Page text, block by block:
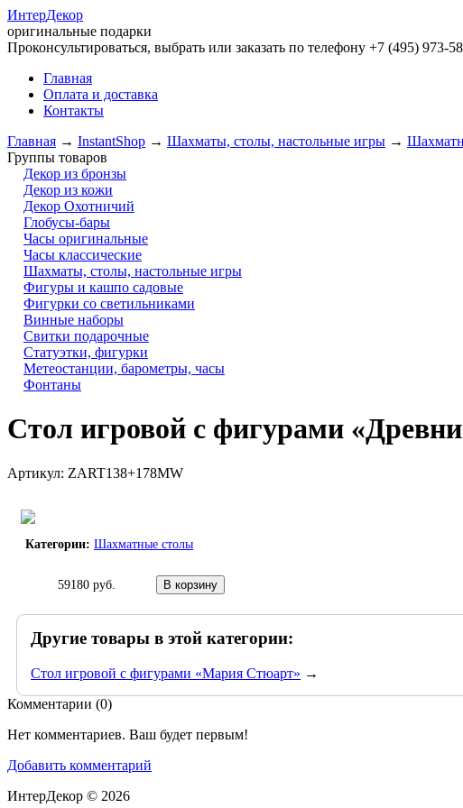
ИнтерДекор
оригинальные подарки
Проконсультироваться, выбрать или заказать по телефону +7 (495) 973-
Главная
Оплата и доставка
Контакты
Главная → InstantShop → Шахматы, столы, настольные игры →
Группы товаров
Декор из бронзы
Декор из кожи
Декор Охотничий
Глобусы-бары
Часы оригинальные
Часы классические
Шахматы, столы, настольные игры
Фигуры и кашпо садовые
Фигурки со светильниками
Винные наборы
Свитки подарочные
Статуэтки, фигурки
Метеостанции, барометры, часы
Фонтаны
Стол игровой с фигурами
Артикул: ZART138+178MW
Категории: Шахматные столы
59180 руб.
Другие товары в этой категории:
Стол игровой с фигурами «Мария Стюарт» →
Комментарии (0)
Нет комментариев. Ваш будет первым!
Добавить комментарий
ИнтерДекор © 2026